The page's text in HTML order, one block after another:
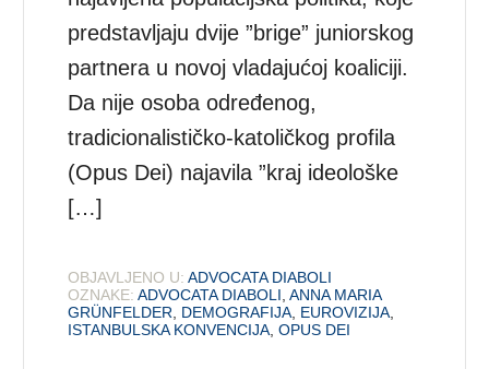
predstavljaju dvije ”brige” juniorskog
partnera u novoj vladajućoj koaliciji.
Da nije osoba određenog,
tradicionalističko-katoličkog profila
(Opus Dei) najavila ”kraj ideološke
[…]
OBJAVLJENO U: ADVOCATA DIABOLI
OZNAKE: ADVOCATA DIABOLI ,ANNA MARIA
GRÜNFELDER
DEMOGRAFIJA EUROVIZIJA
ISTANBULSKA KONVENCIJA ,OPUS DEI